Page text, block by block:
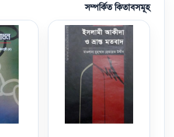
সম্পর্কিত কিতাবসমূহ